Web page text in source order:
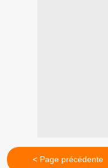
< Page précédente